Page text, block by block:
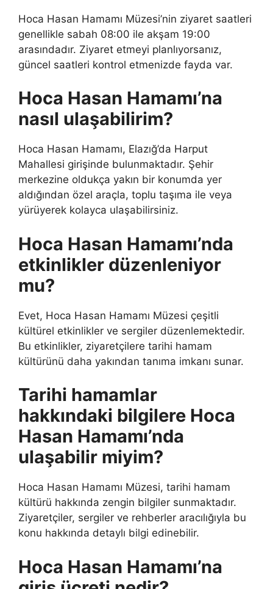
Hoca Hasan Hamamı Müzesi’nin ziyaret saatleri
genellikle sabah 08:00 ile akşam 19:00
arasındadır. Ziyaret etmeyi planlıyorsanız,
güncel saatleri kontrol etmenizde fayda var.
Hoca Hasan Hamamı’na
nasıl ulaşabilirim?
Hoca Hasan Hamamı, Elazığ’da Harput
Mahallesi girişinde bulunmaktadır. Şehir
merkezine oldukça yakın bir konumda yer
aldığından özel araçla, toplu taşıma ile veya
yürüyerek kolayca ulaşabilirsiniz.
Hoca Hasan Hamamı’nda
etkinlikler düzenleniyor
mu?
Evet, Hoca Hasan Hamamı Müzesi çeşitli
kültürel etkinlikler ve sergiler düzenlemektedir.
Bu etkinlikler, ziyaretçilere tarihi hamam
kültürünü daha yakından tanıma imkanı sunar.
Tarihi hamamlar
hakkındaki bilgilere Hoca
Hasan Hamamı’nda
ulaşabilir miyim?
Hoca Hasan Hamamı Müzesi, tarihi hamam
kültürü hakkında zengin bilgiler sunmaktadır.
Ziyaretçiler, sergiler ve rehberler aracılığıyla bu
konu hakkında detaylı bilgi edinebilir.
Hoca Hasan Hamamı’na